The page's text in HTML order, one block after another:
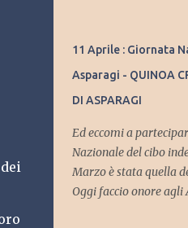
11 Aprile : Giornata
Asparagi - QUINOA
DI ASPARAGI
Ed eccomi a
Nazionale del cibo
Marzo è stata quella
Oggi faccio onore agli